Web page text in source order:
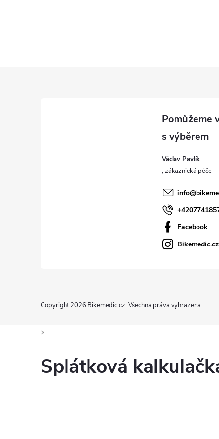
Václav Pavlík
info@
Facebook
Bikemedic.cz
Copyright 2026 Bikemedic.cz. Všechna práva vyhrazena.
×
Splátková